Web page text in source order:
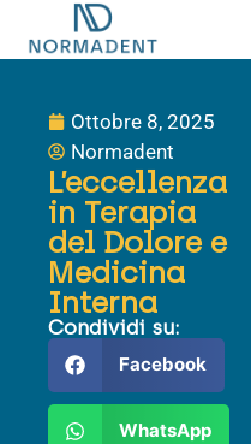
Ottobre 8, 2025
Normadent
L’eccellenza
in Terapia
del Dolore e
Medicina
Interna
Condividi su:
Facebook
WhatsApp